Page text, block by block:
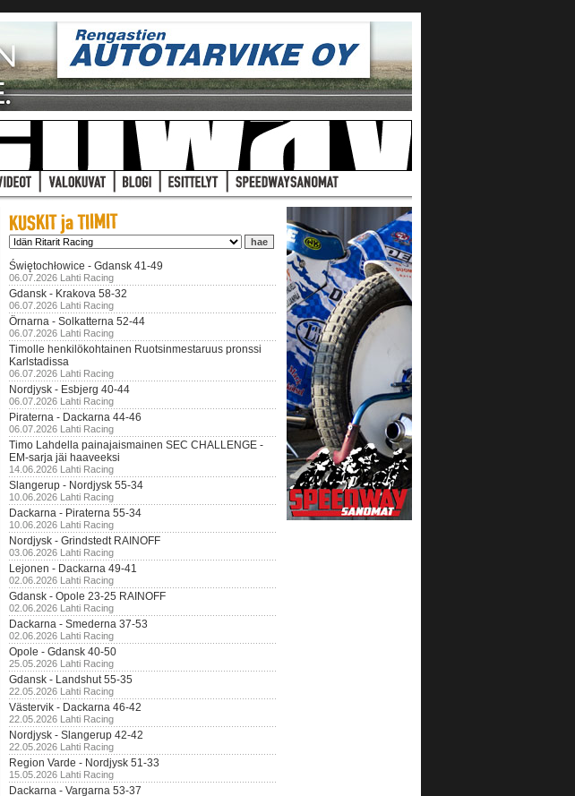
Świętochłowice - Gdansk 41-49
06.07.2026 Lahti Racing
Gdansk - Krakova 58-32
06.07.2026 Lahti Racing
Örnarna - Solkatterna 52-44
06.07.2026 Lahti Racing
Timolle henkilökohtainen Ruotsinmestaruus pronssi
Karlstadissa
06.07.2026 Lahti Racing
Nordjysk - Esbjerg 40-44
06.07.2026 Lahti Racing
Piraterna - Dackarna 44-46
06.07.2026 Lahti Racing
Timo Lahdella painajaismainen SEC CHALLENGE -
EM-sarja jäi haaveeksi
14.06.2026 Lahti Racing
Slangerup - Nordjysk 55-34
10.06.2026 Lahti Racing
Dackarna - Piraterna 55-34
10.06.2026 Lahti Racing
Nordjysk - Grindstedt RAINOFF
03.06.2026 Lahti Racing
Lejonen - Dackarna 49-41
02.06.2026 Lahti Racing
Gdansk - Opole 23-25 RAINOFF
02.06.2026 Lahti Racing
Dackarna - Smederna 37-53
02.06.2026 Lahti Racing
Opole - Gdansk 40-50
25.05.2026 Lahti Racing
Gdansk - Landshut 55-35
22.05.2026 Lahti Racing
Västervik - Dackarna 46-42
22.05.2026 Lahti Racing
Nordjysk - Slangerup 42-42
22.05.2026 Lahti Racing
Region Varde - Nordjysk 51-33
15.05.2026 Lahti Racing
Dackarna - Vargarna 53-37